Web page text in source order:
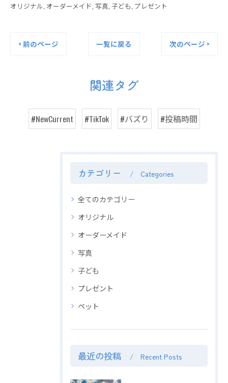
オリジナル オーダーメイド 写真 子ども プレゼント
< 前のページ 一覧に戻る 次のページ >
関連タグ
#NewCurrent #TikTok #バズり #投稿時間
カテゴリー Categories
全てのカテゴリー
オリジナル
オーダーメイド
写真
子ども
プレゼント
ペット
最近の投稿 Recent Posts